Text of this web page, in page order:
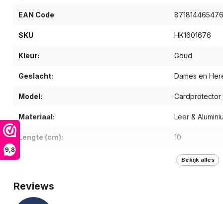
9,8
EAN Code
SKU HK1601676
Kleur: Goud
Geslacht: Dames en
Model: Cardprotector
Materiaal: Leer &
Lengte (cm): 10
Breedte (cm): 7
Gewicht (g):
Bekijk alles
Reviews